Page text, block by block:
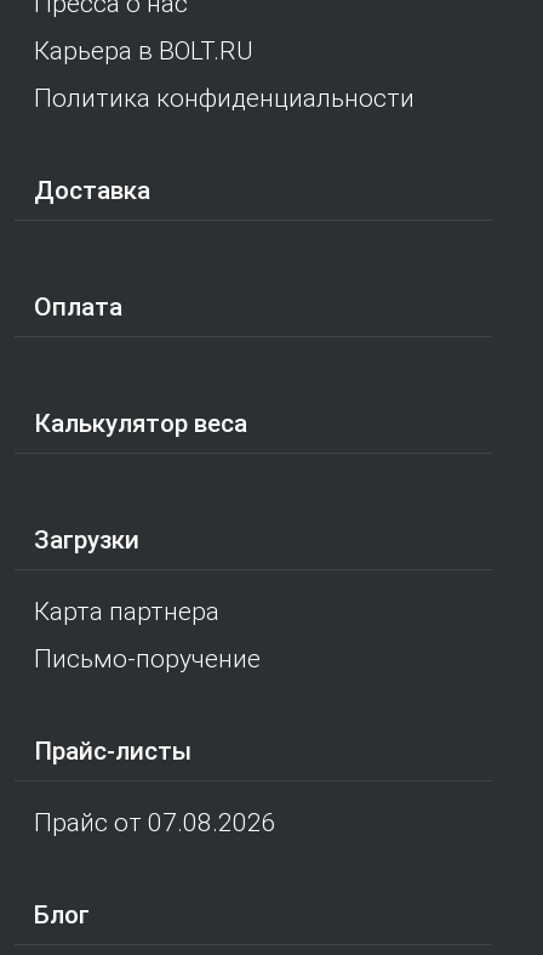
Карьера в BOLT.RU
Политика конфиденциальности
Доставка
Оплата
Калькулятор веса
Загрузки
Карта партнера
Письмо-поручение
Прайс-листы
Прайс от 07.08.2026
Блог